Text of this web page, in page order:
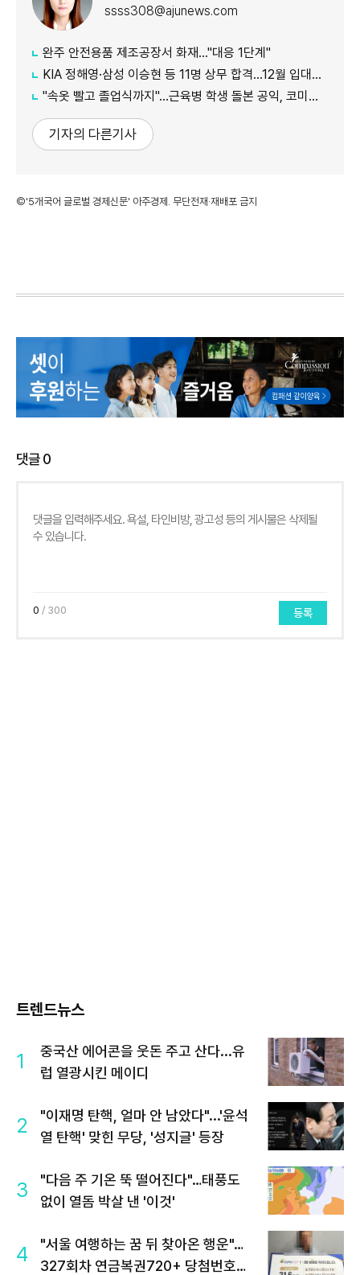
ssss308@ajunews.com
완주 안전용품 제조공장서 화재…"대응 1단계"
KIA 정해영·삼성 이승현 등 11명 상무 합격…12월 입대해 2028년 6월 전역
"속옷 빨고 졸업식까지"…근육병 학생 돌본 공익, 코미디언 김규원이었다
기자의 다른기사
©'5개국어 글로벌 경제신문' 아주경제. 무단전재·재배포 금지
댓글0
0 / 300 등록
트렌드뉴스
1
중국산 에어콘을 웃돈 주고 산다...유
럽 열광시킨 메이디
2
"이재명 탄핵, 얼마 안 남았다"...'윤석
열 탄핵' 맞힌 무당, '성지글' 등장
3
"다음 주 기온 뚝 떨어진다"…태풍도
없이 열돔 박살 낸 '이것'
4
"서울 여행하는 꿈 뒤 찾아온 행운"…
327회차 연금복권720+ 당첨번호조